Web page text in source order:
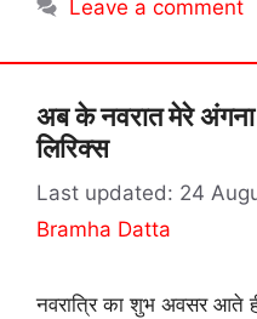
Leave a comment
अब के नवरात मेरे अंगना
लिरिक्स
24
Bramha Datta
नवरात्रि का शुभ अवसर आते